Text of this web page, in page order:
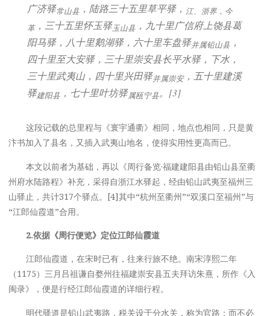
广济驿常山县 ，陆路三十五里草平驿， 江、浙界，今
革，三十五里怀玉驿玉山县 ，九十里广信府上饶县葛
阳马驿，八十里鹅湖驿，六十里车盘驿并属铅山县 ，
四十里至大安驿，三十里崇安县长平水驿，下水，
三十里武夷山，四十里兴田驿并属崇安，五十里建溪
驿建阳县 ，七十里叶坊驿属瓯宁县。[3]
这段记载的总里程与《寰宇通衢》相同，地点也相同，只是黄
汴书加入了县名，又插入武夷山地名，使得实用性更高而已。
本文以前者为基础，再以《周行备览·福建建阳县由铅山县至衢
州府水陆路程》补充，采得自浙江水驿起，经由铅山武夷至福州三
山驿止，共计317个驿点。[4]其中“杭州至衢州”“双溪口至福州”与
“江郎仙霞道”合用。
2.依据《周行便览》定位江郎仙霞道
江郎仙霞道，在宋时已有，往来行旅不绝。南宋淳熙二年
（1175）三月吕祖谦自婺州往福建崇安县五夫拜访朱熹，所作《入
闽录》，便是行经江郎仙霞道的详细行程。
明代驿道是铅山武夷路，税关设于分水关，称为官路；而不必